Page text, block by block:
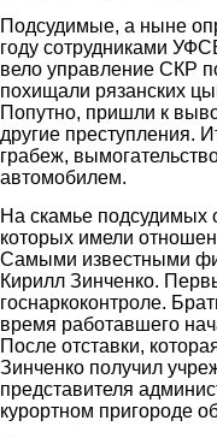
Подсудимые, а ныне
году сотрудниками
вело управление СКР
похищали рязанских
Попутно, пришли к
другие преступления.
грабеж,
автомобилем.
На скамье подсудимых
которых имели
Самыми известными
Кирилл Зинченко.
госнаркоконтроле.
время работавшего
После отставки,
Зинченко получил
представителя
курортном пригороде